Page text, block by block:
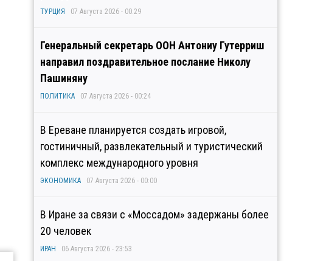
ТУРЦИЯ 07 Августа 2026 - 00:29
Генеральный секретарь ООН Антониу Гутерриш
направил поздравительное послание Николу
Пашиняну
ПОЛИТИКА 07 Августа 2026 - 00:24
В Ереване планируется создать игровой,
гостиничный, развлекательный и туристический
комплекс международного уровня
ЭКОНОМИКА 07 Августа 2026 - 00:00
В Иране за связи с «Моссадом» задержаны более
20 человек
ИРАН 06 Августа 2026 - 23:53